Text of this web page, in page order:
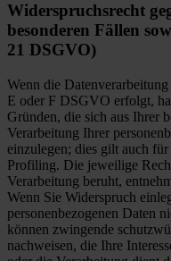
Widerspruchsrecht
besonderen Fällen
21 DSGVO)
Wenn die
E oder F DSGVO erfolgt,
Gründen, die sich aus Ihrer
Verarbeitung Ihrer
einzulegen; dies gilt auch
Profiling. Die jeweilige
Verarbeitung beruht,
Wenn Sie Widerspruch
personenbezogenen Daten
können zwingende
nachweisen, die Ihre